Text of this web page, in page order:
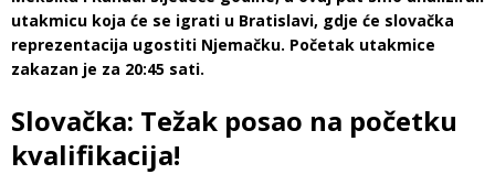
utakmicu koja će se igrati u Bratislavi, gdje će slovačka
reprezentacija ugostiti Njemačku. Početak utakmice
zakazan je za 20:45 sati.
Slovačka: Težak posao na početku
kvalifikacija!